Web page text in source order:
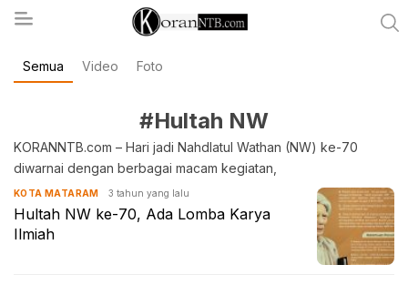
koranntb.com
Semua Video Foto
#Hultah NW
KORANNTB.com – Hari jadi Nahdlatul Wathan (NW) ke-70
diwarnai dengan berbagai macam kegiatan,
KOTA MATARAM 3 tahun yang lalu
Hultah NW ke-70, Ada Lomba Karya
Ilmiah